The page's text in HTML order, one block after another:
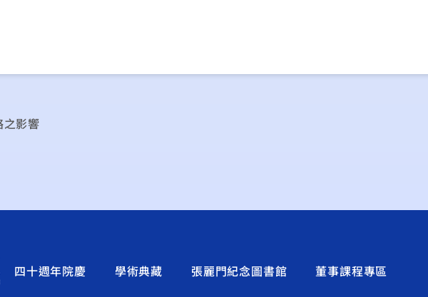
影響
四十週年院慶 學術典藏 張麗門紀念圖書館 董事課程專區